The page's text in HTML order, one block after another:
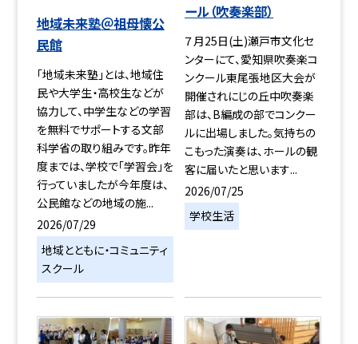
地域未来塾＠祖母懐公
民館
「地域未来塾」とは、地域住
民や大学生・高校生などが
協力して、中学生などの学習
を無料でサポートする文部
科学省の取り組みです。昨年
度までは、学校で「学習会」を
行っていましたが今年度は、
公民館などの地域の施...
2026/07/29
地域とともに・コミュニティ
スクール
ール（吹奏楽部）
７月25日(土)瀬戸市文化セ
ンターにて、愛知県吹奏楽コ
ンクール東尾張地区大会が
開催されにじの丘中吹奏楽
部は、B編成の部でコンクー
ルに出場しました。気持ちの
こもった演奏は、ホールの観
客に届いたと思います...
2026/07/25
学校生活